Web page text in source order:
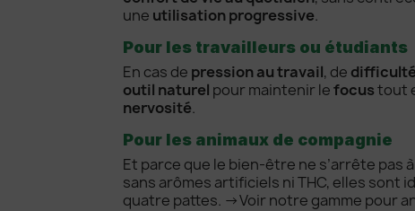
une utilisation progressive.
Pour les travailleurs ou étudiants
En cas de pression au travail, de
outil naturel pour maintenir lefocustout
nervosité.
Pour les animaux de compagnie
Et parce que le bien-être ne s’arrête pas
sans arômes artificiels ni THC, elles sont
quatre pattes. →Voir notre gamme pour